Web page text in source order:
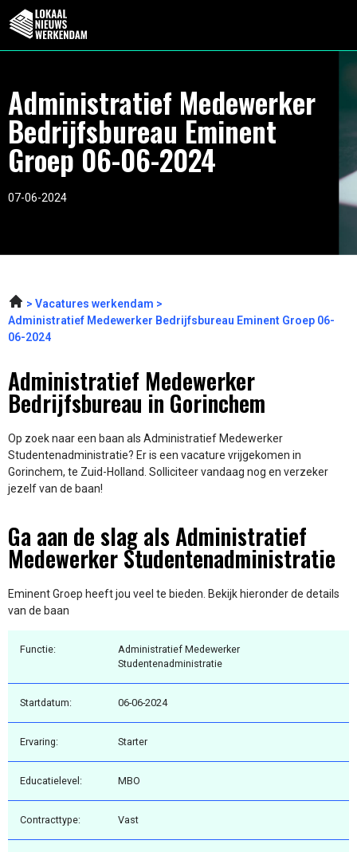
Administratief Medewerker
Bedrijfsbureau Eminent
Groep 06-06-2024
07-06-2024
Vacatures werkendam
Administratief Medewerker Bedrijfsbureau Eminent Groep 06-
06-2024
Administratief Medewerker
Bedrijfsbureau in Gorinchem
Op zoek naar een baan als Administratief Medewerker
Studentenadministratie? Er is een vacature vrijgekomen in
Gorinchem, te Zuid-Holland. Solliciteer vandaag nog en verzeker
jezelf van de baan!
Ga aan de slag als Administratief
Medewerker Studentenadministratie
Eminent Groep heeft jou veel te bieden. Bekijk hieronder de details
van de baan
Functie:
Administratief Medewerker
Studentenadministratie
Startdatum: 06-06-2024
Ervaring: Starter
Educatielevel: MBO
Contracttype: Vast